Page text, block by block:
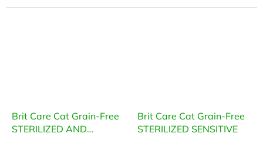
trichobezoárů. Receptura
optimální tělesné hmotnosti....
Brit Care Cat Grain-Free
STERILIZED AND
Brit Care Cat Grain-Free
STERILIZED SENSITIVE